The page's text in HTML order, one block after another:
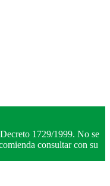
1729/1999. No se
consultar con su